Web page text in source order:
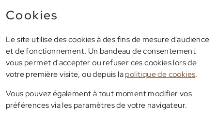
Cookies
Le site utilise des cookies à des fins de mesure d'audience
et de fonctionnement. Un bandeau de consentement
vous permet d'accepter ou refuser ces cookies lors de
votre première visite, ou depuis lapolitique de cookies.
Vous pouvez également à tout moment modifier vos
préférences via les paramètres de votre navigateur.